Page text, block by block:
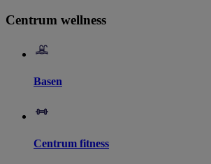
Centrum wellness
Basen
Centrum fitness